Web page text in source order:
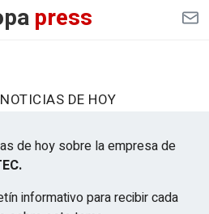
press
DE HOY
de hoy sobre la empresa de
informativo para recibir cada